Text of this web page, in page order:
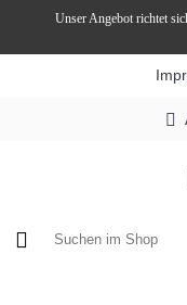
Unser Angebot richtet